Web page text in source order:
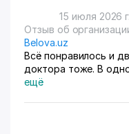
15 июля 2026 г.
Отзыв об
Belova.uz
Всё понравилось и два болших красивых
доктора тоже. В
осмотрела. Там на
ещё